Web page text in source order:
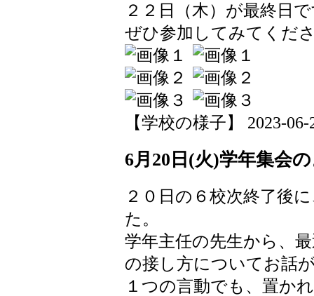
２２日（木）が最終日
ぜひ参加してみてくだ
【学校の様子】 2023-
6月20日(火)学年集会
２０日の６校次終了後
た。
学年主任の先生から、
の接し方についてお話
１つの言動でも、置か